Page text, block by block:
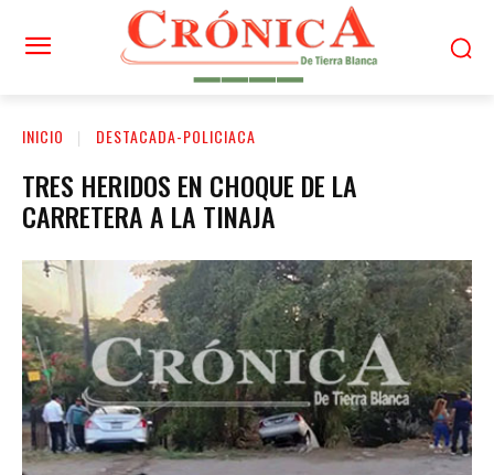
INICIO DESTACADA-POLICIACA
TRES HERIDOS EN CHOQUE DE LA
CARRETERA A LA TINAJA